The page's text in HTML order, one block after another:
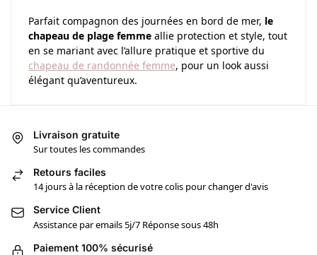
Parfait compagnon des journées en bord de mer, le
chapeau de plage femme allie protection et style, tout
en se mariant avec l’allure pratique et sportive du
chapeau de randonnée femme, pour un look aussi
élégant qu’aventureux.
Livraison gratuite
Sur toutes les commandes
Retours faciles
14 jours à la réception de votre colis pour changer d'avis
Service Client
Assistance par emails 5j/7 Réponse sous 48h
Paiement 100% sécurisé